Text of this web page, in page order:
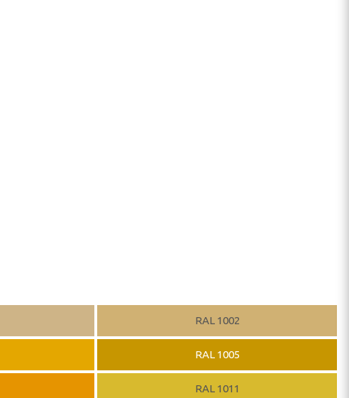
RAL 1002
RAL 1005
RAL 1011